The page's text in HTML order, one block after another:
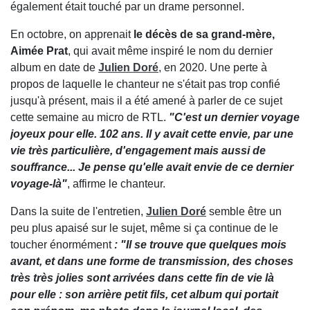
également était touché par un drame personnel.
En octobre, on apprenait le décès de sa grand-mère,
Aimée Prat, qui avait même inspiré le nom du dernier
album en date de Julien Doré, en 2020. Une perte à
propos de laquelle le chanteur ne s'était pas trop confié
jusqu'à présent, mais il a été amené à parler de ce sujet
cette semaine au micro de RTL. "C'est un dernier voyage
joyeux pour elle. 102 ans. Il y avait cette envie, par une
vie très particulière, d'engagement mais aussi de
souffrance... Je pense qu'elle avait envie de ce dernier
voyage-là", affirme le chanteur.
Dans la suite de l'entretien, Julien Doré semble être un
peu plus apaisé sur le sujet, même si ça continue de le
toucher énormément : "Il se trouve que quelques mois
avant, et dans une forme de transmission, des choses
très très jolies sont arrivées dans cette fin de vie là
pour elle : son arrière petit fils, cet album qui portait